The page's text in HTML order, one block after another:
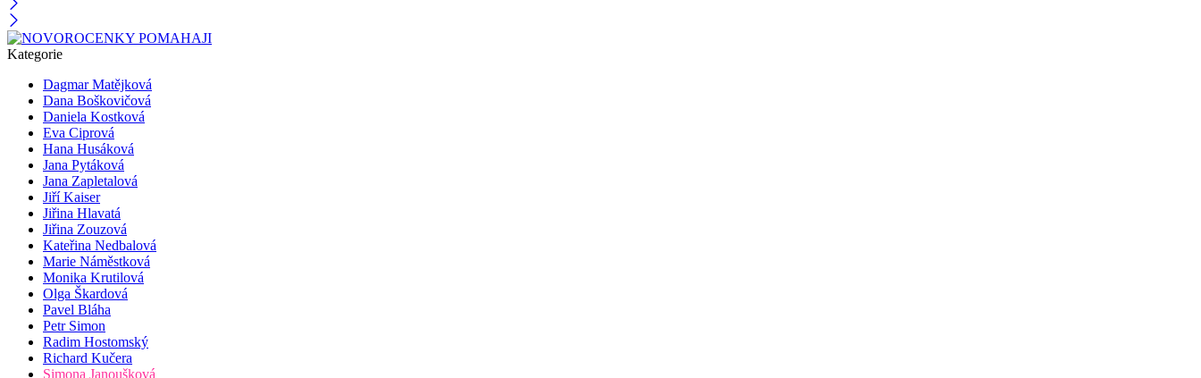
Kategorie
Dagmar Matějková
Dana Boškovičová
Daniela Kostková
Eva Ciprová
Hana Husáková
Jana Pytáková
Jana Zapletalová
Jiří Kaiser
Jiřina Hlavatá
Jiřina Zouzová
Kateřina Nedbalová
Marie Náměstková
Monika Krutilová
Olga Škardová
Pavel Bláha
Petr Simon
Radim Hostomský
Richard Kučera
Simona Janoušková